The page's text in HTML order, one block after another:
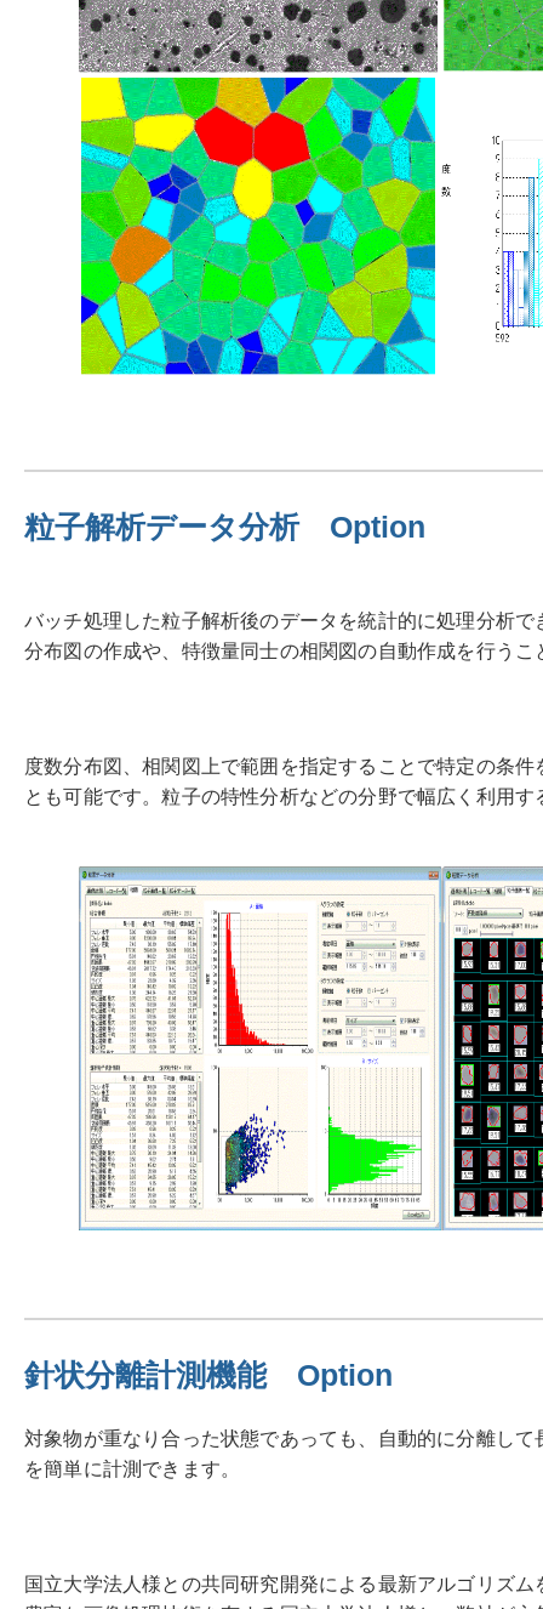
粒子解析データ分析 Option
バッチ処理した粒子解析後のデータを統計的に処理分析
分布図の作成や、特徴量同士の相関図の自動作成を行うこ
度数分布図、相関図上で範囲を指定することで特定の条
とも可能です。粒子の特性分析などの分野で幅広く利用
針状分離計測機能 Option
対象物が重なり合った状態であっても、自動的に分離し
を簡単に計測できます。
国立大学法人様との共同研究開発による最新アルゴリズム